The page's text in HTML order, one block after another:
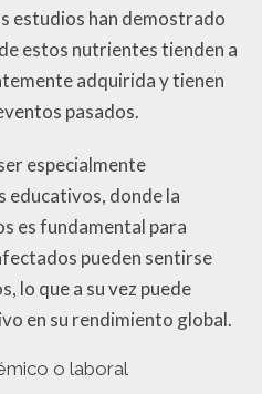
estudios han demostrado
estos nutrientes tienden a
adquirida y tienen
pasados.
especialmente
educativos, donde la
es fundamental para
pueden sentirse
lo que a su vez puede
en su rendimiento global.
o laboral